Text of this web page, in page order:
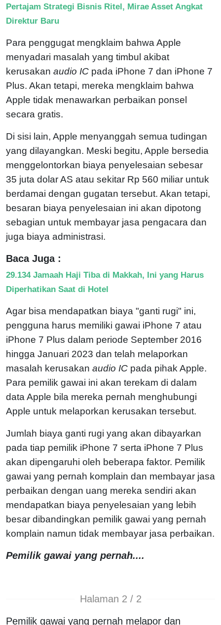
Pertajam Strategi Bisnis Ritel, Mirae Asset Angkat
Direktur Baru
Para penggugat mengklaim bahwa Apple
menyadari masalah yang timbul akibat
kerusakan audio IC pada iPhone 7 dan iPhone 7
Plus. Akan tetapi, mereka mengklaim bahwa
Apple tidak menawarkan perbaikan ponsel
secara gratis.
Di sisi lain, Apple menyanggah semua tudingan
yang dilayangkan. Meski begitu, Apple bersedia
menggelontorkan biaya penyelesaian sebesar
35 juta dolar AS atau sekitar Rp 560 miliar untuk
berdamai dengan gugatan tersebut. Akan tetapi,
besaran biaya penyelesaian ini akan dipotong
sebagian untuk membayar jasa pengacara dan
juga biaya administrasi.
Baca Juga :
29.134 Jamaah Haji Tiba di Makkah, Ini yang Harus
Diperhatikan Saat di Hotel
Agar bisa mendapatkan biaya "ganti rugi" ini,
pengguna harus memiliki gawai iPhone 7 atau
iPhone 7 Plus dalam periode September 2016
hingga Januari 2023 dan telah melaporkan
masalah kerusakan audio IC pada pihak Apple.
Para pemilik gawai ini akan terekam di dalam
data Apple bila mereka pernah menghubungi
Apple untuk melaporkan kerusakan tersebut.
Jumlah biaya ganti rugi yang akan dibayarkan
pada tiap pemilik iPhone 7 serta iPhone 7 Plus
akan dipengaruhi oleh beberapa faktor. Pemilik
gawai yang pernah komplain dan membayar jasa
perbaikan dengan uang mereka sendiri akan
mendapatkan biaya penyelesaian yang lebih
besar dibandingkan pemilik gawai yang pernah
komplain namun tidak membayar jasa perbaikan.
Pemilik gawai yang pernah....
Halaman 2 / 2
Pemilik gawai yang pernah melapor dan